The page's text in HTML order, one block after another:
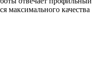
максимального качества